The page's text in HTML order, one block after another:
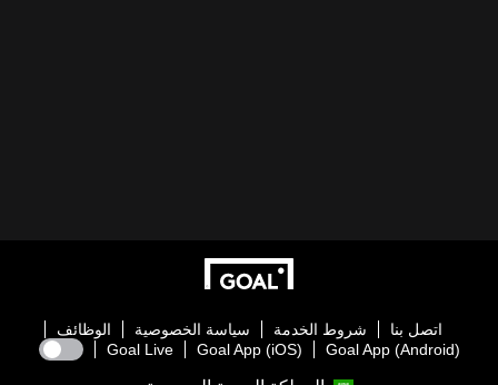
اتصل بنا شروط الخدمة سياسة الخصوصية
الوظائف
Goal App (Android)
Goal App (iOS)
Goal Live